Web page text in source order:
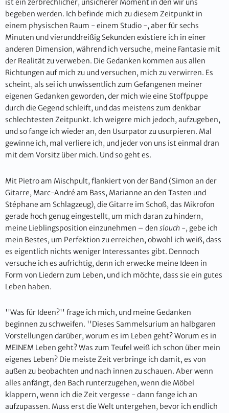
ist ein zerbrechlicher, unsicherer Moment in den wir uns
begeben werden. Ich befinde mich zu diesem Zeitpunkt in
einem physischen Raum - einem Studio -, aber für sechs
Minuten und vierunddreißig Sekunden existiere ich in einer
anderen Dimension, während ich versuche, meine Fantasie mit
der Realität zu verweben. Die Gedanken kommen aus allen
Richtungen auf mich zu und versuchen, mich zu verwirren. Es
scheint, als sei ich unwissentlich zum Gefangenen meiner
eigenen Gedanken geworden, der mich wie eine Stoffpuppe
durch die Gegend schleift, und das meistens zum denkbar
schlechtesten Zeitpunkt. Ich weigere mich jedoch, aufzugeben,
und so fange ich wieder an, den Usurpator zu usurpieren. Mal
gewinne ich, mal verliere ich, und jeder von uns ist einmal dran
mit dem Vorsitz über mich. Und so geht es.
Mit Pietro am Mischpult, flankiert von der Band (Simon an der
Gitarre, Marc-André am Bass, Marianne an den Tasten und
Stéphane am Schlagzeug), die Gitarre im Schoß, das Mikrofon
gerade hoch genug eingestellt, um mich daran zu hindern,
meine Lieblingsposition einzunehmen – den slouch -, gebe ich
mein Bestes, um Perfektion zu erreichen, obwohl ich weiß, dass
es eigentlich nichts weniger Interessantes gibt. Dennoch
versuche ich es aufrichtig, denn ich erwecke meine Ideen in
Form von Liedern zum Leben, und ich möchte, dass sie ein gutes
Leben haben.
''Was für Ideen?'' frage ich mich, und meine Gedanken
beginnen zu schweifen. ''Dieses Sammelsurium an halbgaren
Vorstellungen darüber, worum es im Leben geht? Worum es in
MEINEM Leben geht? Was zum Teufel weiß ich schon über mein
eigenes Leben? Die meiste Zeit verbringe ich damit, es von
außen zu beobachten und nach innen zu schauen. Aber wenn
alles anfängt, den Bach runterzugehen, wenn die Möbel
klappern, wenn ich die Zeit vergesse - dann fange ich an
aufzupassen. Muss erst die Welt untergehen, bevor ich endlich